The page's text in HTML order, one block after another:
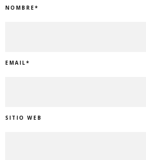
NOMBRE*
EMAIL*
SITIO WEB